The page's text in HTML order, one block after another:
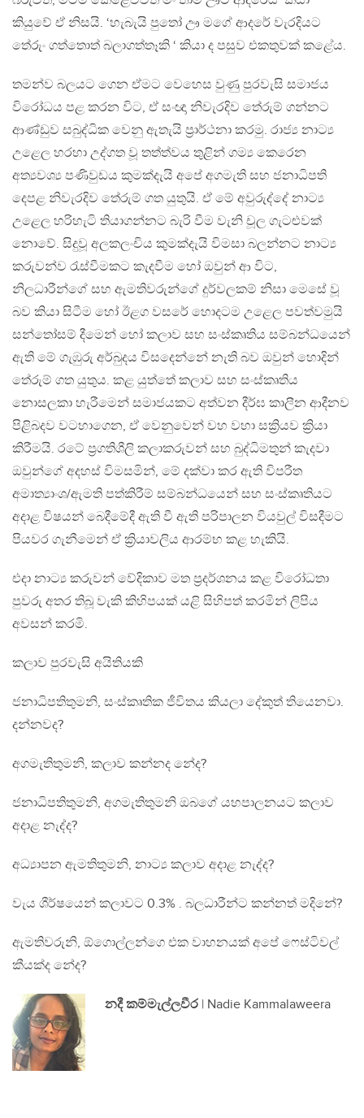
කියුවේ ඒ නිසයි. ‘හැබැයි පුතෝ ඌ මගේ ආදරේ වැරදියට
තේරුං ගත්තොත් බලාගත්තෑකි ‘ කියා ද පසුව එකතුවක් කළේය.
තමන්ව බලයට ගෙන ඒමට වෙහෙස වුණු පුරවැසි සමාජය
විරෝධය පළ කරන විට, ඒ සංඥා නිවැරදිව තේරුම් ගන්නට
ආණ්ඩුව සබුද්ධික වෙනු ඇතැයි ප්‍රාර්ථනා කරමු. රාජ්‍ය නාට්‍ය
උළෙල හරහා උද්ගත වූ තත්ත්වය තුළින් ගම්‍ය කෙරෙන
අත්‍යවශ්‍ය පණිවුඩය කුමක්දැයි අපේ අගමැති සහ ජනාධිපති
දෙපළ නිවැරදිව තේරුම් ගත යුතුයි. ඒ මේ අවුරුද්දේ නාට්‍ය
උළෙල හරිහැටි තියාගන්නට බැරි වීම වැනි චූල ගැටළුවක්
නොවේ. සිදුවූ අලකලංචිය කුමක්දැයි විමසා බලන්නට නාට්‍ය
කරුවන්ව රැස්වීමකට කැදවීම හෝ ඔවුන් ආ විට,
නිලධාරීන්ගේ සහ ඇමතිවරුන්ගේ දුර්වලකම් නිසා මෙසේ වූ
බව කියා සිටීම හෝ ඊළග වසරේ හොදටම උළෙල පවත්වමුයි
සන්තෝසම් දීමෙන් හෝ කලාව සහ සංස්කෘතිය සම්බන්ධයෙන්
ඇති මේ ගැඹුරු අර්බුදය විසදෙන්නේ නැති බව ඔවුන් හොදින්
තේරුම් ගත යුතුය. කළ යුත්තේ කලාව සහ සංස්කෘතිය
නොසලකා හැරීමෙන් සමාජයකට අත්වන දීර්ඝ කාලීන ආදීනව
පිළිබදව වටහාගෙන, ඒ වෙනුවෙන් වහ වහා සක්‍රියව ක්‍රියා
කිරීමයි. රටේ ප්‍රගතිශීලි කලාකරුවන් සහ බුද්ධිමතුන් කැදවා
ඔවුන්ගේ අදහස් විමසමින්, මේ දක්වා කර ඇති විපරීත
අමාත්‍යාංශ/ඇමති පත්කිරීම් සම්බන්ධයෙන් සහ සංස්කෘතියට
අදාළ විෂයන් බෙදීමේදී ඇති වී ඇති පරිපාලන වියවුල් විසදීමට
පියවර ගැනීමෙන් ඒ ක්‍රියාවලිය ආරම්භ කළ හැකියි.
එදා නාට්‍ය කරුවන් වේදිකාව මත ප්‍රදර්ශනය කළ විරෝධතා
පුවරු අතර තිබූ වැකි කිහිපයක් යළි සිහිපත් කරමින් ලිපිය
අවසන් කරමි.
කලාව පුරවැසි අයිතියකි
ජනාධිපතිතුමනි, සංස්කෘතික ජීවිතය කියලා දේකුත් තියෙනවා.
දන්නවද?
අගමැතිතුමනි, කලාව කන්නද නේද?
ජනාධිපතිතුමනි, අගමැතිතුමනි ඔබගේ යහපාලනයට කලාව
අදාළ නැද්ද?
අධ්‍යාපන ඇමතිතුමනි, නාට්‍ය කලාව අදාළ නැද්ද?
වැය ශීර්ෂයෙන් කලාවට 0.3% . බලධාරීන්ට කන්නත් මදිනේ?
ඇමතිවරුනි, ඕගොල්ලන්ගෙ එක වාහනයක් අපේ ‍ෆෙස්ටිවල්
කීයක්ද නේද?
නදී කම්මැල්ලවීර | Nadie Kammalaweera